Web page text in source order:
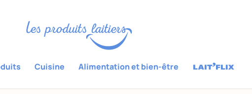
Cuisine Alimentation et bien-être